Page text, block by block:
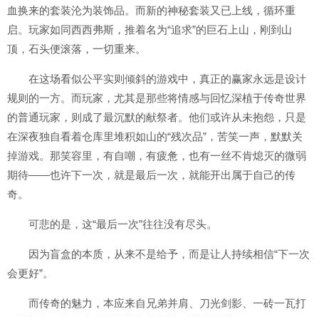
血换来的套装沦为装饰品。而新的神秘套装又已上线，循环重
启。玩家如同西西弗斯，推着名为“追求”的巨石上山，刚到山
顶，石头便滚落，一切重来。
在这场看似公平实则倾斜的游戏中，真正的赢家永远是设计
规则的一方。而玩家，尤其是那些将情感与回忆深植于传奇世界
的普通玩家，则成了最沉默的献祭者。他们或许从未抱怨，只是
在深夜独自看着仓库里堆积如山的“残次品”，苦笑一声，默默关
掉游戏。那笑容里，有自嘲，有疲惫，也有一丝不肯熄灭的微弱
期待——也许下一次，就是最后一次，就能开出属于自己的传
奇。
可悲的是，这“最后一次”往往没有尽头。
因为盲盒的本质，从来不是给予，而是让人持续相信“下一次
会更好”。
而传奇的魅力，本应来自兄弟并肩、刀光剑影、一砖一瓦打